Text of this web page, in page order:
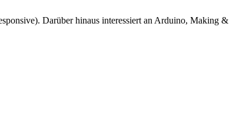
Darüber hinaus interessiert an Arduino, Making &